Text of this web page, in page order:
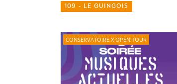
109 - LE GUINGOIS
CONSERVATOIRE X OPEN TOUR